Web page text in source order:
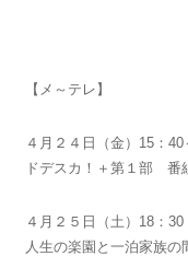
【メ～テレ】
４月２４日（金）15：40
ドデスカ！＋第１部 番
４月２５日（土）18：30
人生の楽園と一泊家族の